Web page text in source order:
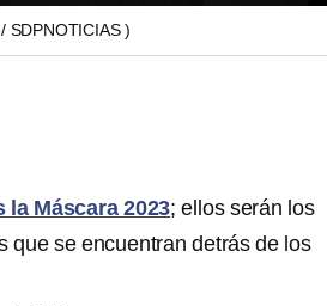
SDPNOTICIAS )
la Máscara 2023; ellos serán los
que se encuentran detrás de los